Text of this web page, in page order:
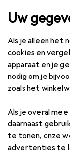
Uw
Als je alleen het
cookies en
apparaat en je
nodig om je
zoals het
Als je overal
daarnaast
te tonen, onze
advertenties te
Anaal speelgoed
Stekker